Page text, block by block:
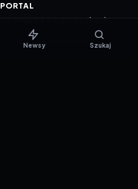
PORTAL
Informacje o ciasteczkach
Polityka prywatności
Newsy Szukaj